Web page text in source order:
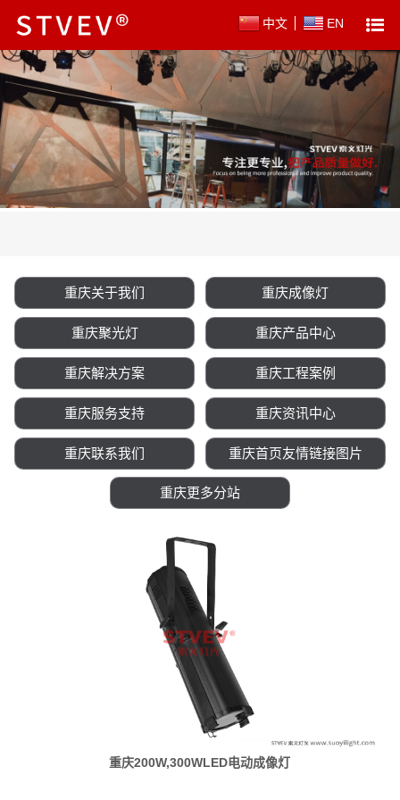
中文 EN
重庆关于我们 重庆成像灯
重庆聚光灯 重庆产品中心
重庆解决方案 重庆工程案例
重庆服务支持 重庆资讯中心
重庆联系我们 重庆首页友情链接图片
重庆更多分站
重庆200W,300WLED电动成像灯